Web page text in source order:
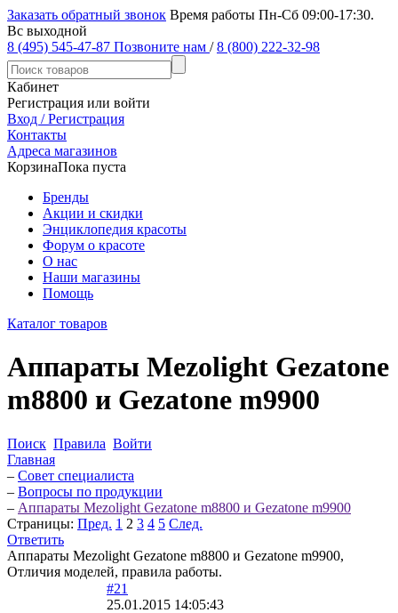
Заказать обратный звонок Время работы Пн-Сб 09:00-17:30.
Вс выходной
8 (495) 545-47-87 Позвоните нам / 8 (800) 222-32-98
Кабинет
Регистрация или войти
Вход / Регистрация
Контакты
Адреса магазинов
КорзинаПока пуста
Бренды
Акции и скидки
Энциклопедия красоты
Форум о красоте
О нас
Наши магазины
Помощь
Каталог товаров
Аппараты Mezolight Gezatone
m8800 и Gezatone m9900
Поиск Правила Войти
Главная
– Совет специалиста
– Вопросы по продукции
– Аппараты Mezolight Gezatone m8800 и Gezatone m9900
Страницы: Пред. 1 2 3 4 5 След.
Ответить
Аппараты Mezolight Gezatone m8800 и Gezatone m9900,
Отличия моделей, правила работы.
#21
25.01.2015 14:05:43